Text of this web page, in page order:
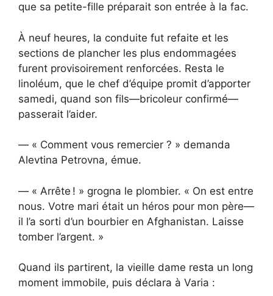
que sa petite-fille préparait son entrée à la fac.
À neuf heures, la conduite fut refaite et les
sections de plancher les plus endommagées
furent provisoirement renforcées. Resta le
linoléum, que le chef d’équipe promit d’apporter
samedi, quand son fils—bricoleur confirmé—
passerait l’aider.
— « Comment vous remercier ? » demanda
Alevtina Petrovna, émue.
— « Arrête ! » grogna le plombier. « On est entre
nous. Votre mari était un héros pour mon père—
il l’a sorti d’un bourbier en Afghanistan. Laisse
tomber l’argent. »
Quand ils partirent, la vieille dame resta un long
moment immobile, puis déclara à Varia :